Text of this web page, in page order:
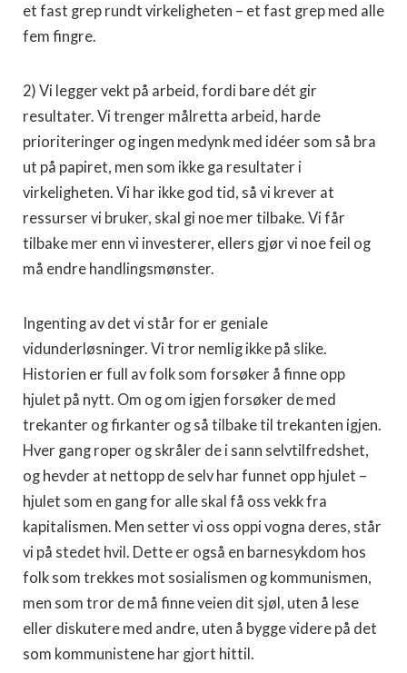
et fast grep rundt virkeligheten – et fast grep med alle
fem fingre.
2) Vi legger vekt på arbeid, fordi bare dét gir
resultater. Vi trenger målretta arbeid, harde
prioriteringer og ingen medynk med idéer som så bra
ut på papiret, men som ikke ga resultater i
virkeligheten. Vi har ikke god tid, så vi krever at
ressurser vi bruker, skal gi noe mer tilbake. Vi får
tilbake mer enn vi investerer, ellers gjør vi noe feil og
må endre handlingsmønster.
Ingenting av det vi står for er geniale
vidunderløsninger. Vi tror nemlig ikke på slike.
Historien er full av folk som forsøker å finne opp
hjulet på nytt. Om og om igjen forsøker de med
trekanter og firkanter og så tilbake til trekanten igjen.
Hver gang roper og skråler de i sann selvtilfredshet,
og hevder at nettopp de selv har funnet opp hjulet –
hjulet som en gang for alle skal få oss vekk fra
kapitalismen. Men setter vi oss oppi vogna deres, står
vi på stedet hvil. Dette er også en barnesykdom hos
folk som trekkes mot sosialismen og kommunismen,
men som tror de må finne veien dit sjøl, uten å lese
eller diskutere med andre, uten å bygge videre på det
som kommunistene har gjort hittil.